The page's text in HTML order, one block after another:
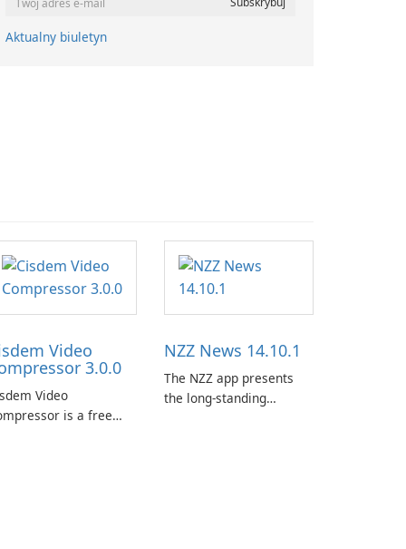
Aktualny biuletyn
Video
3.0.0
Video
is a free
NZZ News 14.10.1
The NZZ app presents
the long-standing